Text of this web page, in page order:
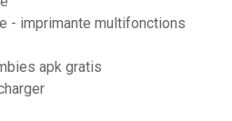
- imprimante multifonctions
apk gratis